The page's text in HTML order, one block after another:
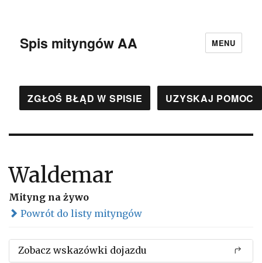
Spis mityngów AA MENU
ZGŁOŚ BŁĄD W SPISIE UZYSKAJ POMOC
Waldemar
Mityng na żywo
Powrót do listy mityngów
Zobacz wskazówki dojazdu